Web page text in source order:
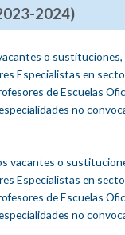
2024)
o sustituciones,
Especialistas en
de Escuelas
no
vacantes o
Especialistas en
de Escuelas
no